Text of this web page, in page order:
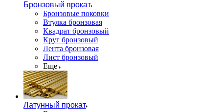
Бронзовый прокат
Бронзовые поковки
Втулка бронзовая
Квадрат бронзовый
Круг бронзовый
Лента бронзовая
Лист бронзовый
Еще
Латунный прокат